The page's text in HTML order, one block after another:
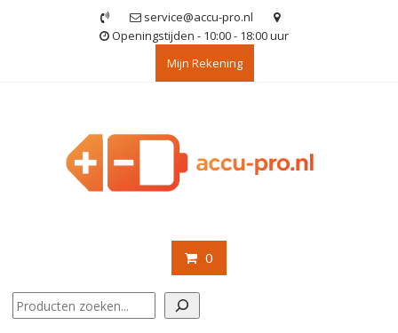
service@accu-pro.nl
Openingstijden - 10:00 - 18:00 uur
Mijn Rekening
0
Zoeken